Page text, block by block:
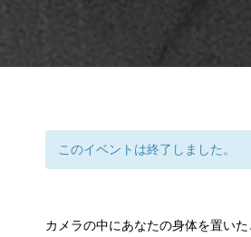
このイベントは終了しました。
カメラの中にあなたの身体を置い